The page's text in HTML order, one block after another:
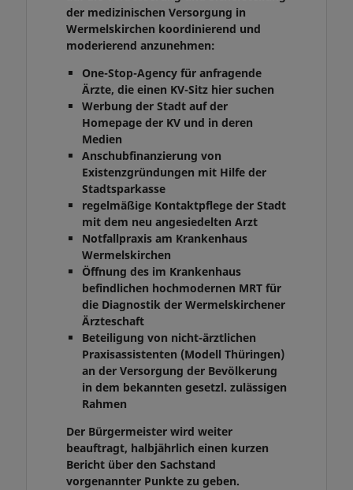
der medizinischen Versorgung in
Wermelskirchen koordinierend und
moderierend anzunehmen:
One-Stop-Agency für anfragende
Ärzte, die einen KV-Sitz hier suchen
Werbung der Stadt auf der
Homepage der KV und in deren
Medien
Anschubfinanzierung von
Existenzgründungen mit Hilfe der
Stadtsparkasse
regelmäßige Kontaktpflege der Stadt
mit dem neu angesiedelten Arzt
Notfallpraxis am Krankenhaus
Wermelskirchen
Öffnung des im Krankenhaus
befindlichen hochmodernen MRT für
die Diagnostik der Wermelskirchener
Ärzteschaft
Beteiligung von nicht-ärztlichen
Praxisassistenten (Modell Thüringen)
an der Versorgung der Bevölkerung
in dem bekannten gesetzl. zulässigen
Rahmen
Der Bürgermeister wird weiter
beauftragt, halbjährlich einen kurzen
Bericht über den Sachstand
vorgenannter Punkte zu geben.